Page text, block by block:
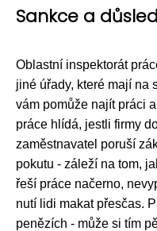
Sankce a
Oblastní inspektorát
jiné úřady, které mají na
vám pomůže najít práci
práce hlídá, jestli firmy
zaměstnavatel poruší
pokutu - záleží na tom,
řeší práce načerno,
nutí lidi makat přesčas.
penězích - může si tím